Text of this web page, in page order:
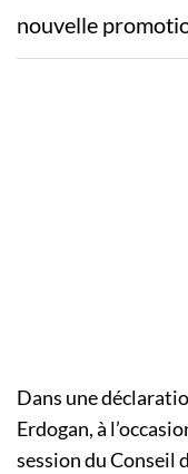
nouvelle
Dans une
Erdogan, à
session du Conseil